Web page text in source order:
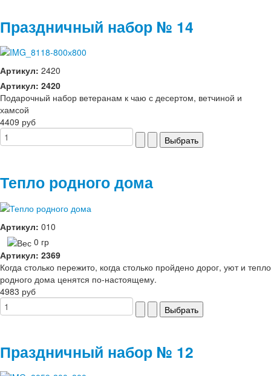
Праздничный набор № 14
Артикул: 2420
Артикул: 2420
Подарочный набор ветеранам к чаю с десертом, ветчиной и
хамсой
4409 руб
Тепло родного дома
Артикул: 010
0 гр
Артикул: 2369
Когда столько пережито, когда столько пройдено дорог, уют и тепло
родного дома ценятся по-настоящему.
4983 руб
Праздничный набор № 12